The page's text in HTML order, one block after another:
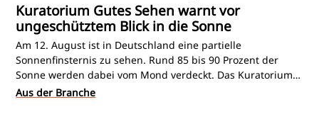
Kuratorium Gutes Sehen warnt vor
ungeschütztem Blick in die Sonne
Am 12. August ist in Deutschland eine partielle
Sonnenfinsternis zu sehen. Rund 85 bis 90 Prozent der
Sonne werden dabei vom Mond verdeckt. Das Kuratorium
Gutes Sehen (KGS) weist darauf hin, dass auch während
Aus der Branche